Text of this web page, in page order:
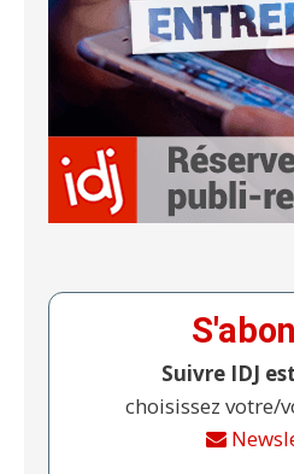
Suivre IDJ
choisissez votre/